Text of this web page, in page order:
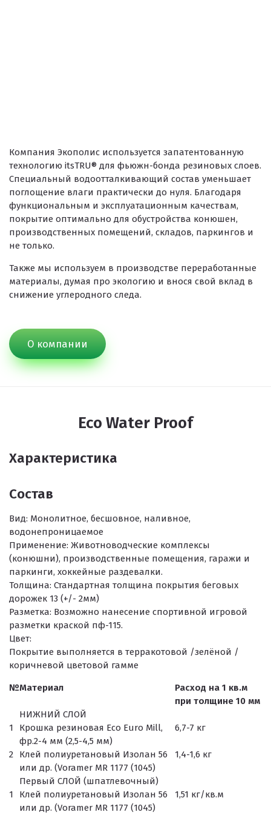
Детские городки
Игровое оборудование для площадок
Придомовое оборудование
Спортивное оборудование
Резиновое покрытие ECO SPORT STANDART
Резиновое покрытие Eco Tech
Резиновое покрытие ECO SANDWICH
Компания Экополис используется запатентованную
технологию itsTRU® для фьюжн-бонда резиновых слоев.
Специальный водоотталкивающий состав уменьшает
поглощение влаги практически до нуля. Благодаря
функциональным и эксплуатационным качествам,
покрытие оптимально для обустройства конюшен,
производственных помещений, складов, паркингов и
не только.
Также мы используем в производстве переработанные
материалы, думая про экологию и внося свой вклад в
снижение углеродного следа.
О компании
Eco Water Proof
Характеристика
Состав
Вид: Монолитное, бесшовное, наливное,
водонепроницаемое
Применение: Животноводческие комплексы
(конюшни), производственные помещения, гаражи и
паркинги, хоккейные раздевалки.
Толщина: Стандартная толщина покрытия беговых
дорожек 13 (+/- 2мм)
Разметка: Возможно нанесение спортивной игровой
разметки краской пф-115.
Цвет:
Покрытие выполняется в терракотовой /зелёной /
коричневой цветовой гамме
№Материал
Расход на 1 кв.м
при толщине 10 мм
НИЖНИЙ СЛОЙ
1
Крошка резиновая Eco Euro Mill,
фр.2-4 мм (2,5-4,5 мм)
6,7-7 кг
2
Клей полиуретановый Изолан 56
или др. (Voramer MR 1177 (1045)
1,4-1,6 кг
Первый СЛОЙ (шпатлевочный)
1
Клей полиуретановый Изолан 56
или др. (Voramer MR 1177 (1045)
1,51 кг/кв.м